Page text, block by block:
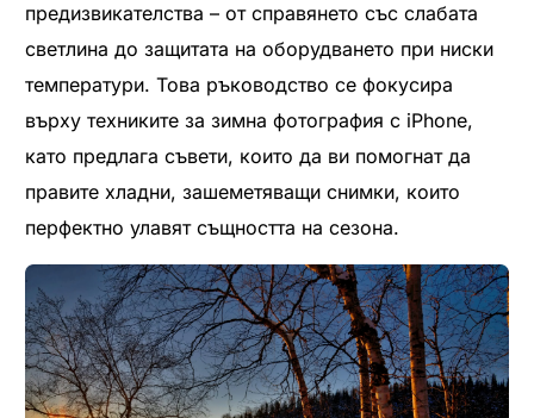
предизвикателства – от справянето със слабата
светлина до защитата на оборудването при ниски
температури. Това ръководство се фокусира
върху техниките за зимна фотография с iPhone,
като предлага съвети, които да ви помогнат да
правите хладни, зашеметяващи снимки, които
перфектно улавят същността на сезона.